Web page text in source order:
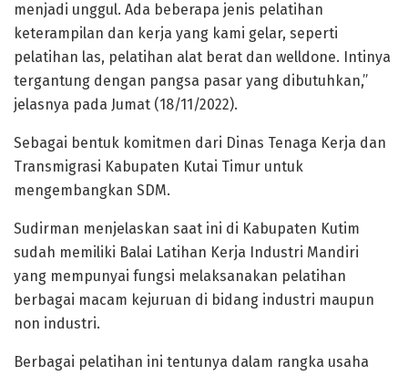
menjadi unggul. Ada beberapa jenis pelatihan
keterampilan dan kerja yang kami gelar, seperti
pelatihan las, pelatihan alat berat dan welldone. Intinya
tergantung dengan pangsa pasar yang dibutuhkan,”
jelasnya pada Jumat (18/11/2022).
Sebagai bentuk komitmen dari Dinas Tenaga Kerja dan
Transmigrasi Kabupaten Kutai Timur untuk
mengembangkan SDM.
Sudirman menjelaskan saat ini di Kabupaten Kutim
sudah memiliki Balai Latihan Kerja Industri Mandiri
yang mempunyai fungsi melaksanakan pelatihan
berbagai macam kejuruan di bidang industri maupun
non industri.
Berbagai pelatihan ini tentunya dalam rangka usaha